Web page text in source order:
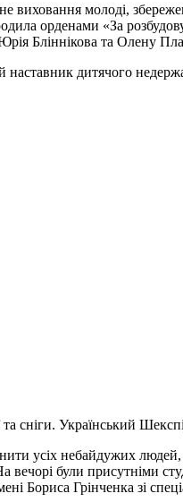
виховання молоді,
орденами «За
Бліннікова та Олену
наставник дитячого
сніги. Український
усіх небайдужих
були присутніми
Бориса Грінченка зі